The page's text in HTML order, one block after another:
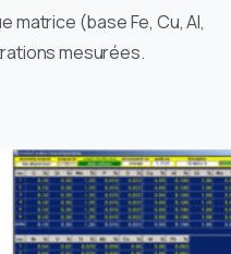
matrice (base Fe, Cu, Al,
mesurées.